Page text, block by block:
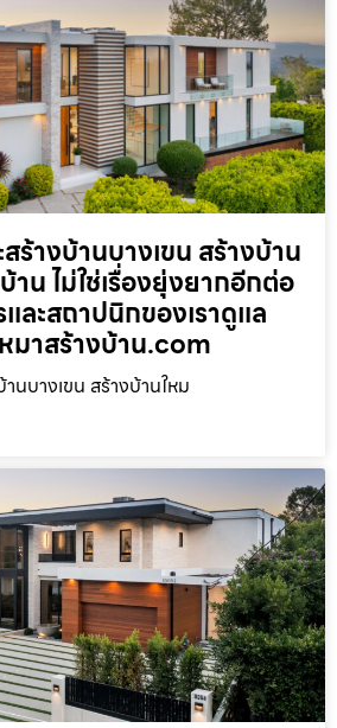
ร้างบ้านบางเขน สร้างบ้าน
าน ไม่ใช่เรื่องยุ่งยากอีกต่อ
ละสถาปนิกของเราดูแล
มาสร้างบ้าน.com
นบางเขน สร้างบ้านใหม